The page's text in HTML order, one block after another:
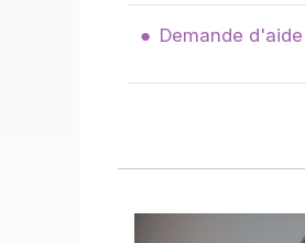
Demande